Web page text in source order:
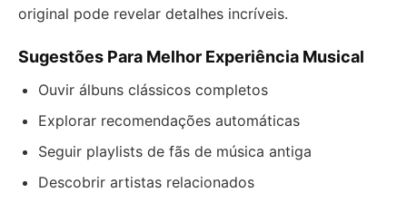
original pode revelar detalhes incríveis.
Sugestões Para Melhor Experiência Musical
Ouvir álbuns clássicos completos
Explorar recomendações automáticas
Seguir playlists de fãs de música antiga
Descobrir artistas relacionados